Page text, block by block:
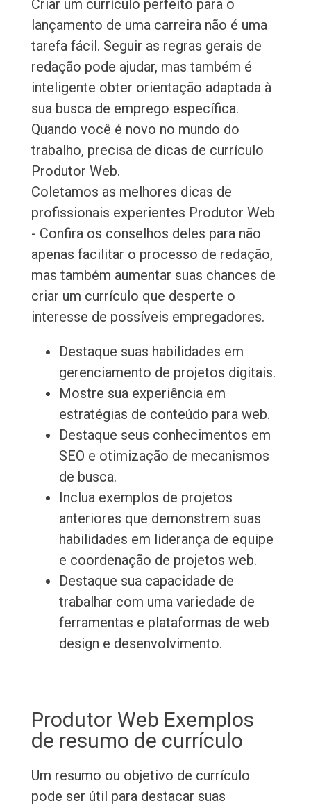
Criar um currículo perfeito para o
lançamento de uma carreira não é uma
tarefa fácil. Seguir as regras gerais de
redação pode ajudar, mas também é
inteligente obter orientação adaptada à
sua busca de emprego específica.
Quando você é novo no mundo do
trabalho, precisa de dicas de currículo
Produtor Web.
Coletamos as melhores dicas de
profissionais experientes Produtor Web
- Confira os conselhos deles para não
apenas facilitar o processo de redação,
mas também aumentar suas chances de
criar um currículo que desperte o
interesse de possíveis empregadores.
Destaque suas habilidades em
gerenciamento de projetos digitais.
Mostre sua experiência em
estratégias de conteúdo para web.
Destaque seus conhecimentos em
SEO e otimização de mecanismos
de busca.
Inclua exemplos de projetos
anteriores que demonstrem suas
habilidades em liderança de equipe
e coordenação de projetos web.
Destaque sua capacidade de
trabalhar com uma variedade de
ferramentas e plataformas de web
design e desenvolvimento.
Produtor Web Exemplos
de resumo de currículo
Um resumo ou objetivo de currículo
pode ser útil para destacar suas